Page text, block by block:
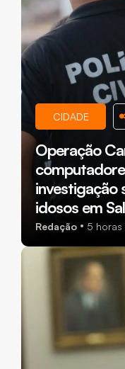
CIDADE
Operação
investigação
idosos em
Redação 5 horas